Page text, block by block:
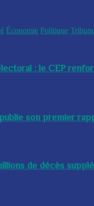
Économie Politique
: le CEP
son premier
de décès